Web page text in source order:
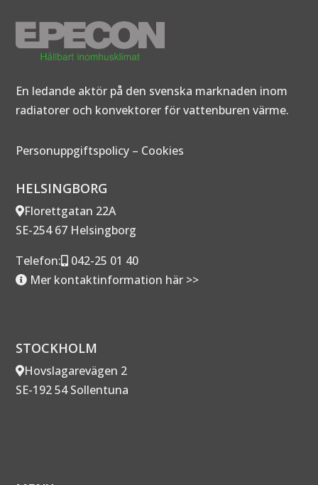
En ledande aktör på den svenska marknaden inom
radiatorer och konvektorer för vattenburen värme.
Personuppgiftspolicy – Cookies
HELSINGBORG
Florettgatan 22A
SE-254 67 Helsingborg
Telefon:
042-25 01 40
Mer kontaktinformation här >>
STOCKHOLM
Hovslagarevägen 2
SE-192 54 Sollentuna